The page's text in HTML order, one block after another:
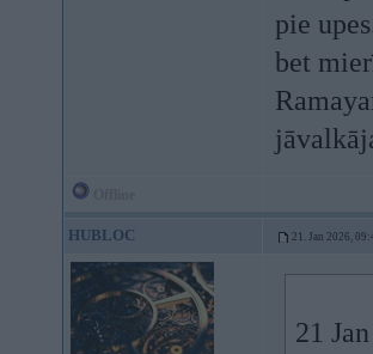
pie
bet
HUBLOC 21. Jan 2026,
21